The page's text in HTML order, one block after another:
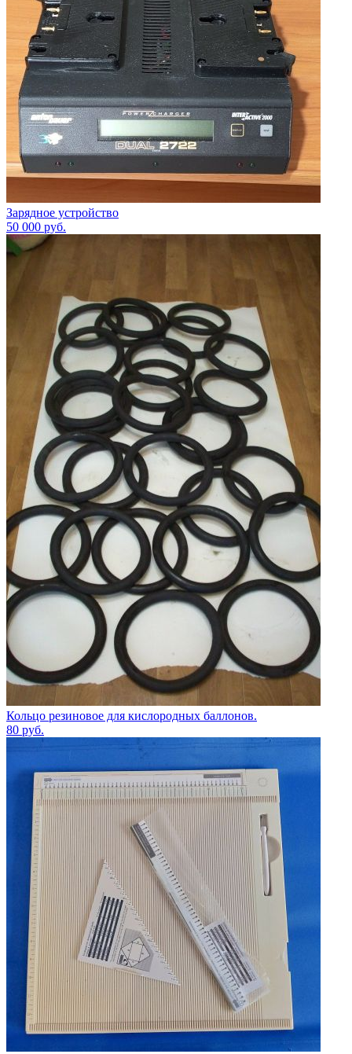
Зарядное устройство
50 000 руб.
Кольцо резиновое для кислородных баллонов.
80 руб.